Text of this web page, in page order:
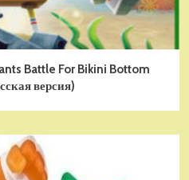
Battle For Bikini Bottom
версия)